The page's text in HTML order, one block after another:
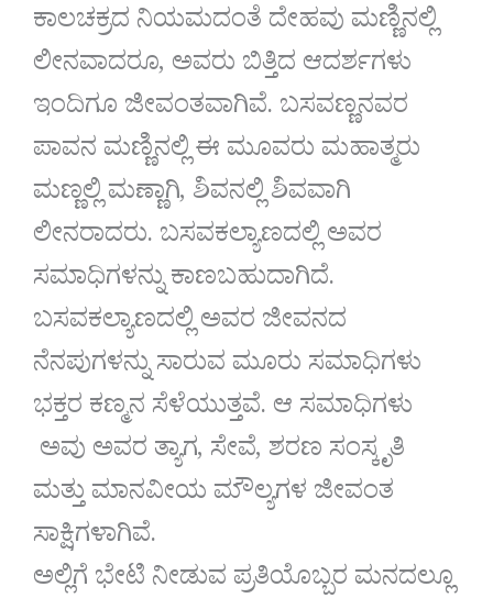
ಕಾಲಚಕ್ರದ ನಿಯಮದಂತೆ ದೇಹವು ಮಣ್ಣಿನಲ್ಲಿ
ಲೀನವಾದರೂ, ಅವರು ಬಿತ್ತಿದ ಆದರ್ಶಗಳು
ಇಂದಿಗೂ ಜೀವಂತವಾಗಿವೆ. ಬಸವಣ್ಣನವರ
ಪಾವನ ಮಣ್ಣಿನಲ್ಲಿ ಈ ಮೂವರು ಮಹಾತ್ಮರು
ಮಣ್ಣಲ್ಲಿ ಮಣ್ಣಾಗಿ, ಶಿವನಲ್ಲಿ ಶಿವವಾಗಿ
ಲೀನರಾದರು. ಬಸವಕಲ್ಯಾಣದಲ್ಲಿ ಅವರ
ಸಮಾಧಿಗಳನ್ನು ಕಾಣಬಹುದಾಗಿದೆ.
ಬಸವಕಲ್ಯಾಣದಲ್ಲಿ ಅವರ ಜೀವನದ
ನೆನಪುಗಳನ್ನು ಸಾರುವ ಮೂರು ಸಮಾಧಿಗಳು
ಭಕ್ತರ ಕಣ್ಮನ ಸೆಳೆಯುತ್ತವೆ. ಆ ಸಮಾಧಿಗಳು
ಅವು ಅವರ ತ್ಯಾಗ, ಸೇವೆ, ಶರಣ ಸಂಸ್ಕೃತಿ
ಮತ್ತು ಮಾನವೀಯ ಮೌಲ್ಯಗಳ ಜೀವಂತ
ಸಾಕ್ಷಿಗಳಾಗಿವೆ.
ಅಲ್ಲಿಗೆ ಭೇಟಿ ನೀಡುವ ಪ್ರತಿಯೊಬ್ಬರ ಮನದಲ್ಲೂ